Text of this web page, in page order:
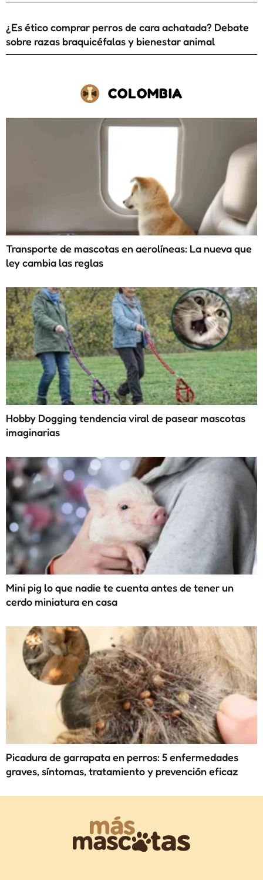
¿Es ético comprar perros de cara achatada? Debate
sobre razas braquicéfalas y bienestar animal
COLOMBIA
Transporte de mascotas en aerolíneas: La nueva que
ley cambia las reglas
Hobby Dogging tendencia viral de pasear mascotas
imaginarias
Mini pig lo que nadie te cuenta antes de tener un
cerdo miniatura en casa
Picadura de garrapata en perros: 5 enfermedades
graves, síntomas, tratamiento y prevención eficaz